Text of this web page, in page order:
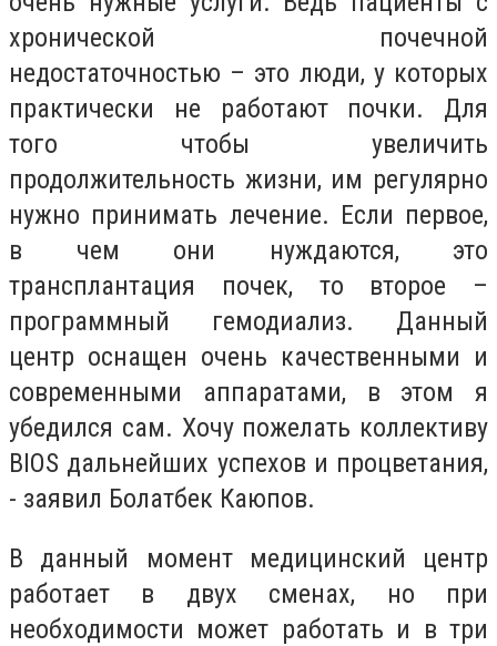
хронической почечной
недостаточностью – это люди, у которых
практически не работают почки. Для
того чтобы увеличить
продолжительность жизни, им регулярно
нужно принимать лечение. Если первое,
в чем они нуждаются, это
трансплантация почек, то второе –
программный гемодиализ. Данный
центр оснащен очень качественными и
современными аппаратами, в этом я
убедился сам. Хочу пожелать коллективу
BIOS дальнейших успехов и процветания,
- заявил Болатбек Каюпов.
В данный момент медицинский центр
работает в двух сменах, но при
необходимости может работать и в три